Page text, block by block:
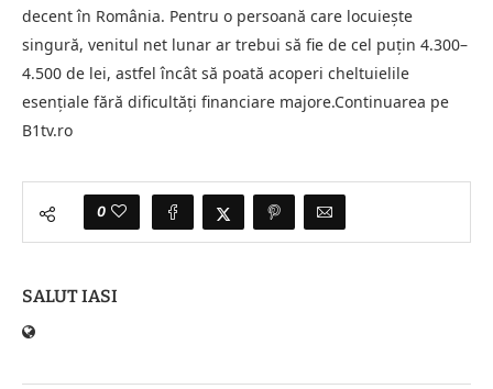
decent în România. Pentru o persoană care locuiește
singură, venitul net lunar ar trebui să fie de cel puțin 4.300–
4.500 de lei, astfel încât să poată acoperi cheltuielile
esențiale fără dificultăți financiare majore.Continuarea pe
B1tv.ro
0
SALUT IASI